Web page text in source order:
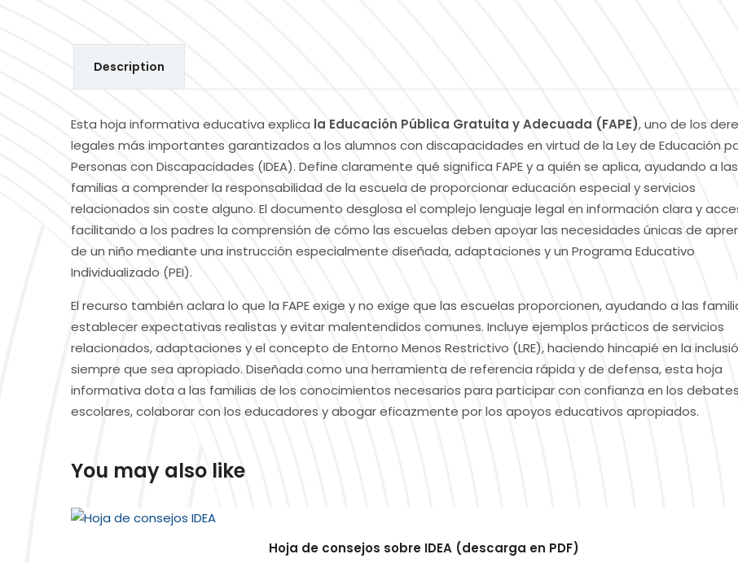
Description
Esta hoja informativa educativa explica la Educación Pública Gratuita y Adecuada (FAPE), uno de los
legales más importantes garantizados a los alumnos con discapacidades en virtud de la Ley de Educación
Personas con Discapacidades (IDEA). Define claramente qué significa FAPE y a quién se aplica, ayudando a las
familias a comprender la responsabilidad de la escuela de proporcionar educación especial y servicios
relacionados sin coste alguno. El documento desglosa el complejo lenguaje legal en información clara y
facilitando a los padres la comprensión de cómo las escuelas deben apoyar las necesidades únicas de
de un niño mediante una instrucción especialmente diseñada, adaptaciones y un Programa Educativo
Individualizado (PEI).
El recurso también aclara lo que la FAPE exige y no exige que las escuelas proporcionen, ayudando a las
establecer expectativas realistas y evitar malentendidos comunes. Incluye ejemplos prácticos de servicios
relacionados, adaptaciones y el concepto de Entorno Menos Restrictivo (LRE), haciendo hincapié en la
siempre que sea apropiado. Diseñada como una herramienta de referencia rápida y de defensa, esta hoja
informativa dota a las familias de los conocimientos necesarios para participar con confianza en los debates
escolares, colaborar con los educadores y abogar eficazmente por los apoyos educativos apropiados.
You may also like
Hoja de consejos sobre IDEA (descarga en PDF)